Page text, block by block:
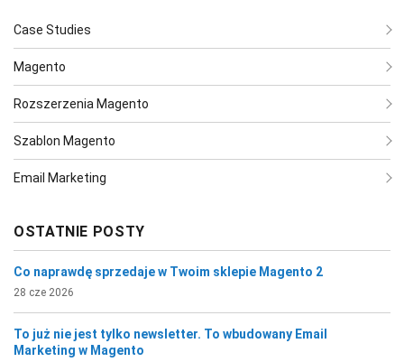
Case Studies
Magento
Rozszerzenia Magento
Szablon Magento
Email Marketing
OSTATNIE POSTY
Co naprawdę sprzedaje w Twoim sklepie Magento 2
28 cze 2026
To już nie jest tylko newsletter. To wbudowany Email
Marketing w Magento